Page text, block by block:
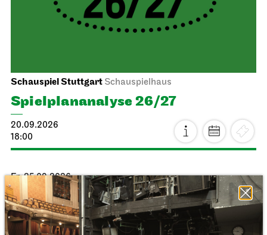
Schauspiel Stuttgart Schauspielhaus
Spiel­plan­analyse 26/27
20.09.2026
18:00
Fr, 25.09.2026